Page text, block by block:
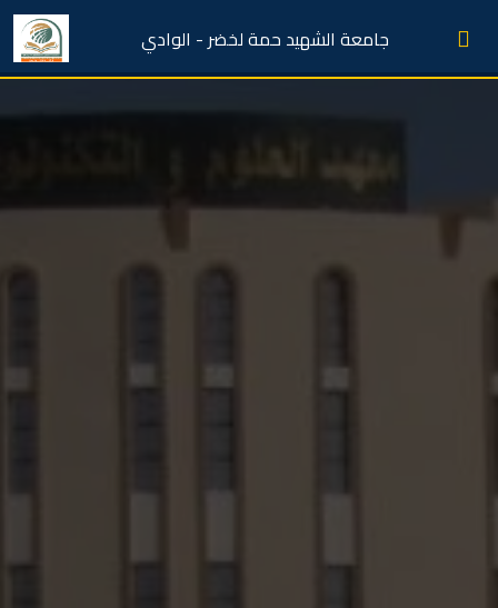
جامعة الشهيد حمة لخضر - الوادي